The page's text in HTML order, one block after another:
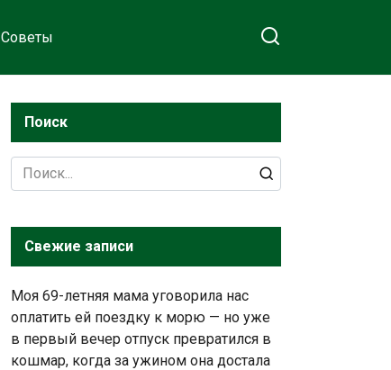
Советы
Поиск
Search
for:
Свежие записи
Моя 69-летняя мама уговорила нас
оплатить ей поездку к морю — но уже
в первый вечер отпуск превратился в
кошмар, когда за ужином она достала